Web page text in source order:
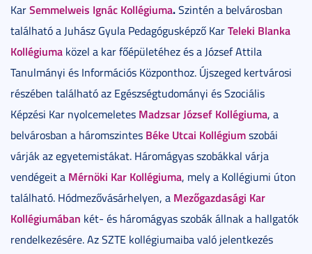
KarSemmelweis Ignác Kollégiuma.Szintén a belvárosban
található a Juhász Gyula Pedagógusképző KarTeleki Blanka
Kollégiuma közel a kar főépületéhez és a József Attila
Tanulmányi és Információs Központhoz. Újszeged kertvárosi
részében található az Egészségtudományi és Szociális
Képzési Kar nyolcemeletes Madzsar József Kollégiuma, a
belvárosban a háromszintes Béke Utcai Kollégiumszobái
várják az egyetemistákat. Háromágyas szobákkal várja
vendégeit a Mérnöki Kar Kollégiuma, mely a Kollégiumi úton
található. Hódmezővásárhelyen, a Mezőgazdasági Kar
Kollégiumában két- és háromágyas szobák állnak a hallgatók
rendelkezésére. Az SZTE kollégiumaiba való jelentkezés